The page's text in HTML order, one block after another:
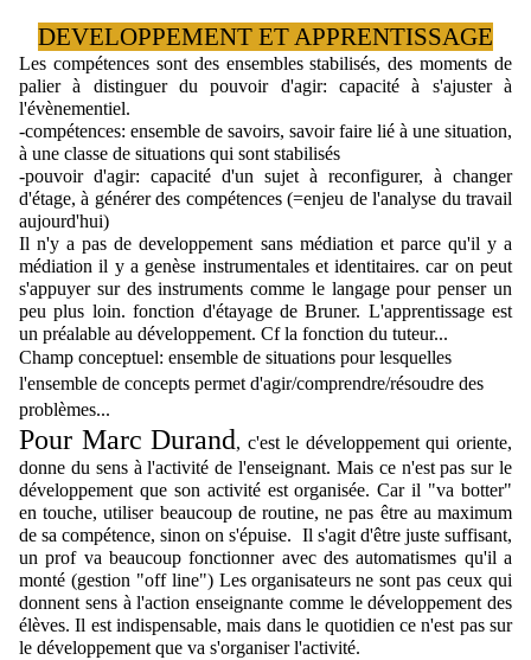
DEVELOPPEMENT ET APPRENTISSAGE
Les compétences sont des ensembles stabilisés, des moments de
palier à distinguer du pouvoir d'agir: capacité à s'ajuster à
l'évènementiel.
-compétences: ensemble de savoirs, savoir faire lié à une situation,
à une classe de situations qui sont stabilisés
-pouvoir d'agir: capacité d'un sujet à reconfigurer, à changer
d'étage, à générer des compétences (=enjeu de l'analyse du travail
aujourd'hui)
Il n'y a pas de developpement sans médiation et parce qu'il y a
médiation il y a genèse instrumentales et identitaires. car on peut
s'appuyer sur des instruments comme le langage pour penser un
peu plus loin. fonction d'étayage de Bruner. L'apprentissage est
un préalable au développement. Cf la fonction du tuteur...
Champ conceptuel: ensemble de situations pour lesquelles
l'ensemble de concepts permet d'agir/comprendre/résoudre des
problèmes...
Pour Marc Durand , c'est le développement qui oriente,
donne du sens à l'activité de l'enseignant. Mais ce n'est pas sur le
développement que son activité est organisée. Car il "va botter"
en touche, utiliser beaucoup de routine, ne pas être au maximum
de sa compétence, sinon on s'épuise.  Il s'agit d'être juste suffisant,
un prof va beaucoup fonctionner avec des automatismes qu'il a
monté (gestion "off line") Les organisateurs ne sont pas ceux qui
donnent sens à l'action enseignante comme le développement des
élèves. Il est indispensable, mais dans le quotidien ce n'est pas sur
le développement que va s'organiser l'activité.